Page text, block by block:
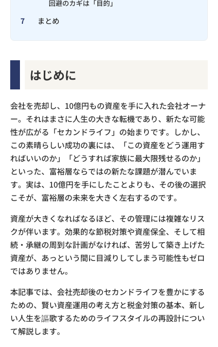
回避のカギは「目的」
7 まとめ
はじめに
会社を売却し、10億円もの資産を手に入れた会社オーナ
ー。それはまさに人生の大きな転機であり、新たな可能
性が広がる「セカンドライフ」の始まりです。しかし、
この素晴らしい成功の裏には、「この資産をどう運用す
ればいいのか」「どうすれば家族に最大限残せるのか」
といった、富裕層ならではの新たな課題が潜んでいま
す。実は、10億円を手にしたことよりも、その後の選択
こそが、富裕層の未来を大きく左右するのです。
資産が大きくなればなるほど、その管理には複雑なリス
クが伴います。効果的な節税対策や資産保全、そして相
続・承継の周到な計画がなければ、苦労して築き上げた
資産が、あっという間に目減りしてしまう可能性もゼロ
ではありません。
本記事では、会社売却後のセカンドライフを豊かにする
ための、賢い資産運用の考え方と税金対策の基本、新し
い人生を謳歌するためのライフスタイルの再設計につい
て解説します。